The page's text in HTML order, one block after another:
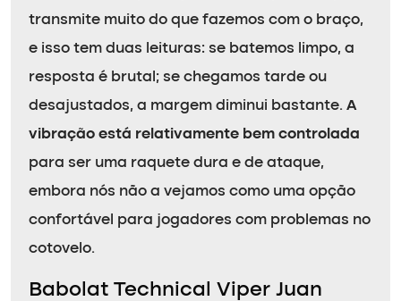
transmite muito do que fazemos com o braço,
e isso tem duas leituras: se batemos limpo, a
resposta é brutal; se chegamos tarde ou
desajustados, a margem diminui bastante. A
vibração está relativamente bem controlada
para ser uma raquete dura e de ataque,
embora nós não a vejamos como uma opção
confortável para jogadores com problemas no
cotovelo.
Babolat Technical Viper Juan